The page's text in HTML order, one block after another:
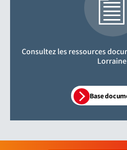
Consultez les ressources
Base